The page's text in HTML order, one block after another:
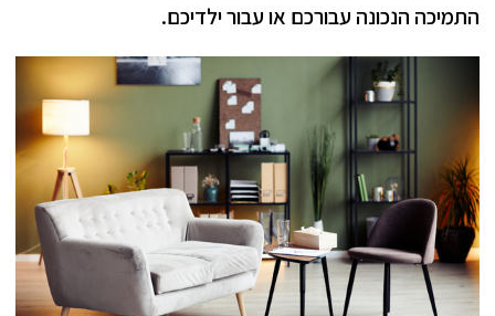
התמיכה הנכונה עבורכם או עבור ילדיכם.